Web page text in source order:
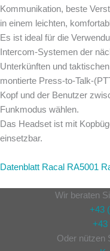
Kommunikation, beste
in einem leichten,
Es ist ideal für die
Intercom-Systemen der
Unterkünften und
montierte Press-to-Talk-
Kopf und der Benutzer
Funkmodus wählen.
Das Headset ist mit
einsetzbar.
Datenblatt Racal RA5001
Wir beraten
+43
+43
Oder nützen